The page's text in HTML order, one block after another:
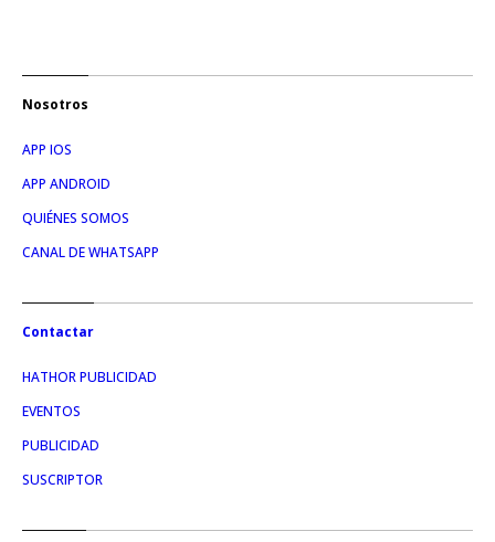
Nosotros
APP IOS
APP ANDROID
QUIÉNES SOMOS
CANAL DE WHATSAPP
Contactar
HATHOR PUBLICIDAD
EVENTOS
PUBLICIDAD
SUSCRIPTOR